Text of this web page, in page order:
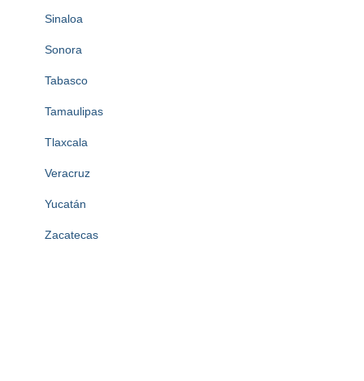
Sinaloa
Sonora
Tabasco
Tamaulipas
Tlaxcala
Veracruz
Yucatán
Zacatecas